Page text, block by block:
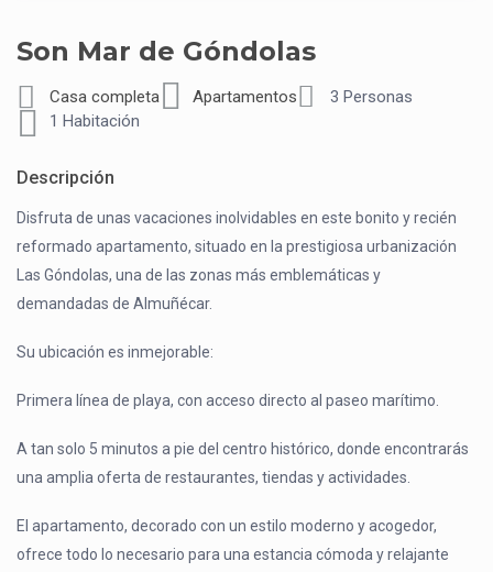
Son Mar de Góndolas
Casa completa Apartamentos
3 Personas
1 Habitación
Descripción
Disfruta de unas vacaciones inolvidables en este bonito y recién
reformado apartamento, situado en la prestigiosa urbanización
Las Góndolas, una de las zonas más emblemáticas y
demandadas de Almuñécar.
Su ubicación es inmejorable:
Primera línea de playa, con acceso directo al paseo marítimo.
A tan solo 5 minutos a pie del centro histórico, donde encontrarás
una amplia oferta de restaurantes, tiendas y actividades.
El apartamento, decorado con un estilo moderno y acogedor,
ofrece todo lo necesario para una estancia cómoda y relajante